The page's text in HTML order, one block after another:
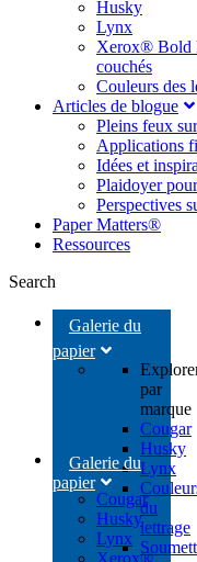
Husky
Lynx
Xerox® Bold
couchés
Couleurs des
Articles de blogue
Pleins feux
Applications
Idées et
Plaidoyer
Perspectives
Paper Matters®
Ressources
Search
Galerie du
papier
par
marque
Cougar
Husky
Lynx
du
lettrage
Galerie du
papier
Cougar
Husky
Lynx
Xerox®